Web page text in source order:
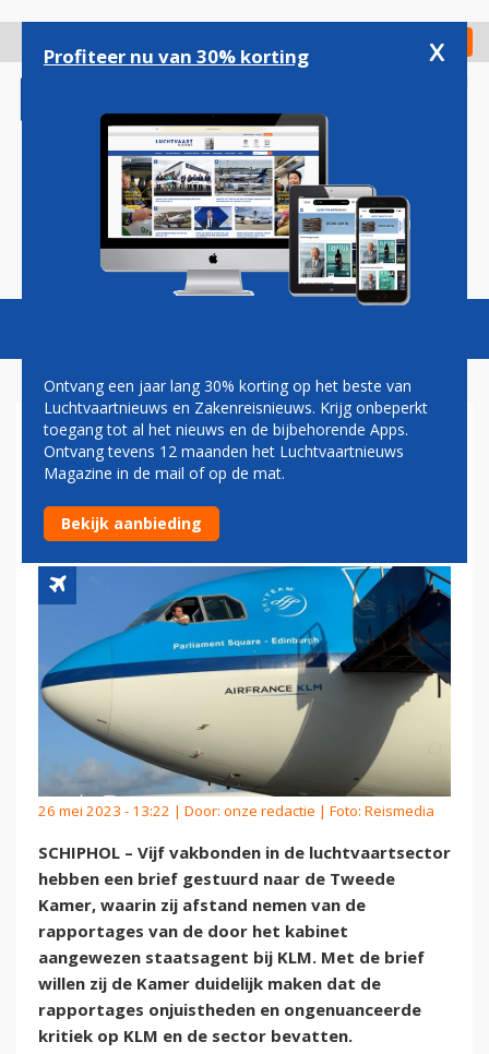
gaan
Check in
Magazine Podcasts Vacatures
VAKBONDEN HALEN IN BRIEF
AAN DE KAMER UIT NAAR
STAATSAGENT KLM
26 mei 2023 - 13:22 | Door: onze redactie | Foto: Reismedia
SCHIPHOL – Vijf vakbonden in de luchtvaartsector
hebben een brief gestuurd naar de Tweede
Kamer, waarin zij afstand nemen van de
rapportages van de door het kabinet
aangewezen staatsagent bij KLM. Met de brief
willen zij de Kamer duidelijk maken dat de
rapportages onjuistheden en ongenuanceerde
kritiek op KLM en de sector bevatten.
Profiteer nu van 30% korting x
Ontvang een jaar lang 30% korting op het beste van
Luchtvaartnieuws en Zakenreisnieuws. Krijg onbeperkt
toegang tot al het nieuws en de bijbehorende Apps.
Ontvang tevens 12 maanden het Luchtvaartnieuws
Magazine in de mail of op de mat.
Bekijk aanbieding